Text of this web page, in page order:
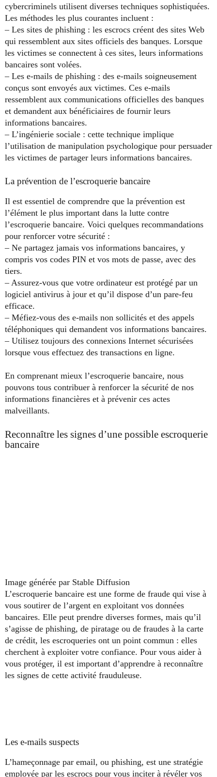
cybercriminels utilisent diverses techniques sophistiquées.
Les méthodes les plus courantes incluent :
– Les sites de phishing : les escrocs créent des sites Web
qui ressemblent aux sites officiels des banques. Lorsque
les victimes se connectent à ces sites, leurs informations
bancaires sont volées.
– Les e-mails de phishing : des e-mails soigneusement
conçus sont envoyés aux victimes. Ces e-mails
ressemblent aux communications officielles des banques
et demandent aux bénéficiaires de fournir leurs
informations bancaires.
– L’ingénierie sociale : cette technique implique
l’utilisation de manipulation psychologique pour persuader
les victimes de partager leurs informations bancaires.
La prévention de l’escroquerie bancaire
Il est essentiel de comprendre que la prévention est
l’élément le plus important dans la lutte contre
l’escroquerie bancaire. Voici quelques recommandations
pour renforcer votre sécurité :
– Ne partagez jamais vos informations bancaires, y
compris vos codes PIN et vos mots de passe, avec des
tiers.
– Assurez-vous que votre ordinateur est protégé par un
logiciel antivirus à jour et qu’il dispose d’un pare-feu
efficace.
– Méfiez-vous des e-mails non sollicités et des appels
téléphoniques qui demandent vos informations bancaires.
– Utilisez toujours des connexions Internet sécurisées
lorsque vous effectuez des transactions en ligne.
En comprenant mieux l’escroquerie bancaire, nous
pouvons tous contribuer à renforcer la sécurité de nos
informations financières et à prévenir ces actes
malveillants.
Reconnaître les signes d’une possible escroquerie
bancaire
Image générée par Stable Diffusion
L’escroquerie bancaire est une forme de fraude qui vise à
vous soutirer de l’argent en exploitant vos données
bancaires. Elle peut prendre diverses formes, mais qu’il
s’agisse de phishing, de piratage ou de fraudes à la carte
de crédit, les escroqueries ont un point commun : elles
cherchent à exploiter votre confiance. Pour vous aider à
vous protéger, il est important d’apprendre à reconnaître
les signes de cette activité frauduleuse.
Les e-mails suspects
L’hameçonnage par email, ou phishing, est une stratégie
employée par les escrocs pour vous inciter à révéler vos